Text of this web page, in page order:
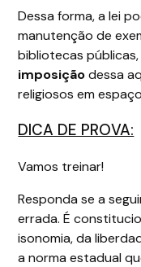
Dessa forma, a lei
manutenção de
bibliotecas
imposiçãodessa
religiosos em
DICA DE PROVA:
Vamos treinar!
Responda se a
errada. É
isonomia, da
a norma estadual